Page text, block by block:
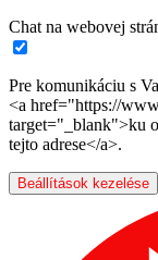
Chat na webovej
Pre komunikáciu s
<a href="https://
target="_blank">ku
tejto adrese</a>.
Beállítások kezelése